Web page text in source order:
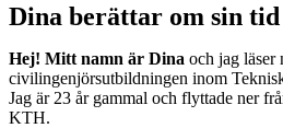
Dina berättar om sin
Hej! Mitt namn är Dina och jag läser
civilingenjörsutbildningen inom
Jag är 23 år gammal och flyttade ner
KTH.